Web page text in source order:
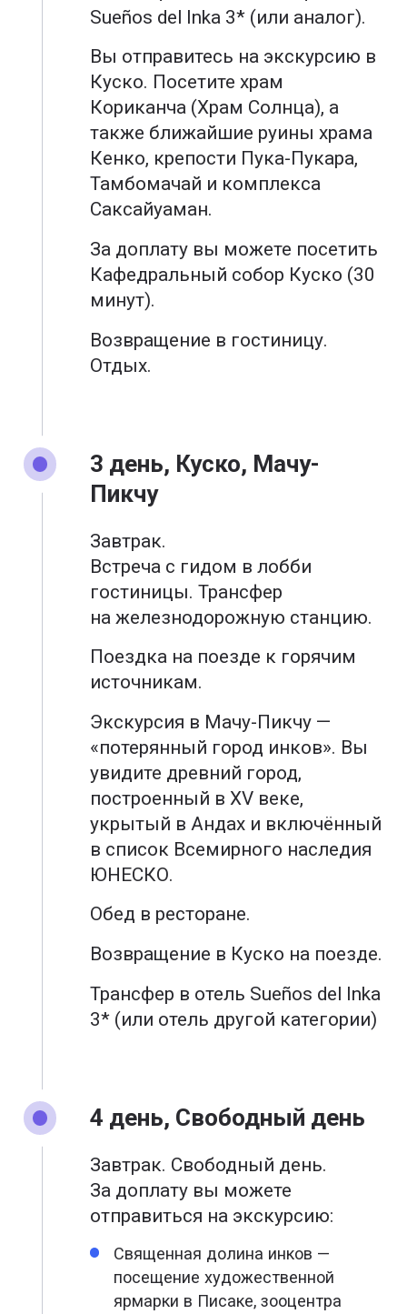
Sueños del Inka 3* (или аналог).
Вы отправитесь на экскурсию в
Куско. Посетите храм
Кориканча (Храм Солнца), а
также ближайшие руины храма
Кенко, крепости Пука-Пукара,
Тамбомачай и комплекса
Саксайуаман.
За доплату вы можете посетить
Кафедральный собор Куско (30
минут).
Возвращение в гостиницу.
Отдых.
3 день, Куско, Мачу-
Пикчу
Завтрак.
Встреча с гидом в лобби
гостиницы. Трансфер
на железнодорожную станцию.
Поездка на поезде к горячим
источникам.
Экскурсия в Мачу-Пикчу —
«потерянный город инков». Вы
увидите древний город,
построенный в XV веке,
укрытый в Андах и включённый
в список Всемирного наследия
ЮНЕСКО.
Обед в ресторане.
Возвращение в Куско на поезде.
Трансфер в отель Sueños del Inka
3* (или отель другой категории)
4 день, Свободный день
Завтрак. Свободный день.
За доплату вы можете
отправиться на экскурсию:
Священная долина инков —
посещение художественной
ярмарки в Писаке, зооцентра